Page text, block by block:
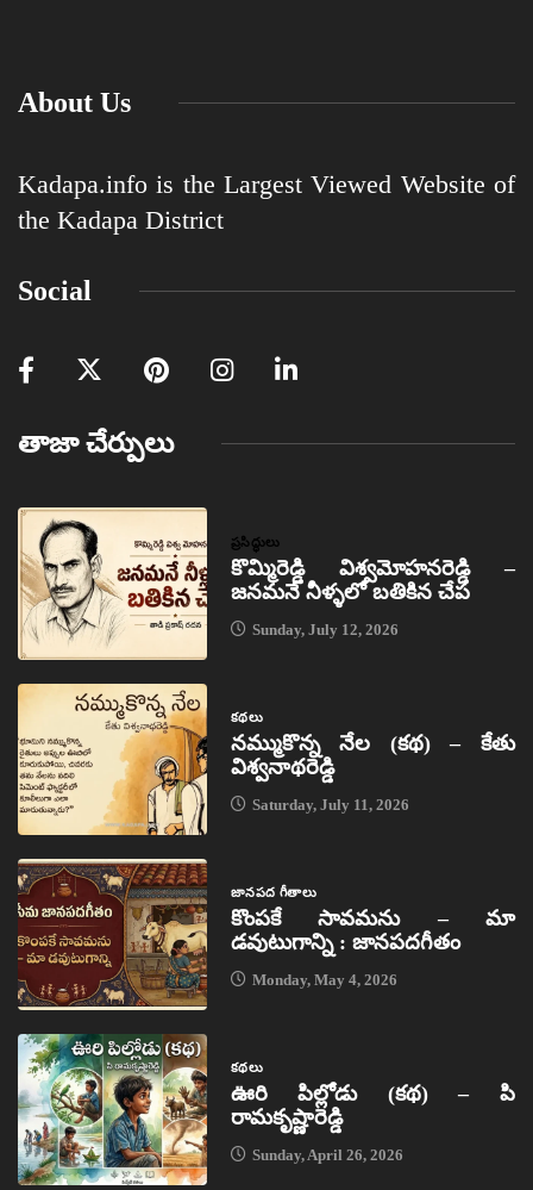
About Us
Kadapa.info is the Largest Viewed Website of
the Kadapa District
Social
తాజా చేర్పులు
ప్రసిద్ధులు
కొమ్మిరెడ్డి విశ్వమోహనరెడ్డి –
జనమనే నీళ్ళలో బతికిన చేప
Sunday, July 12, 2026
కథలు
నమ్ముకొన్న నేల (కథ) – కేతు
విశ్వనాథరెడ్డి
Saturday, July 11, 2026
జానపద గీతాలు
కొంపకే సావమను – మా
డవుటుగాన్ని : జానపదగీతం
Monday, May 4, 2026
కథలు
ఊరి పిల్లోడు (కథ) – పి
రామకృష్ణారెడ్డి
Sunday, April 26, 2026